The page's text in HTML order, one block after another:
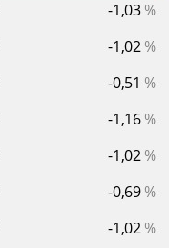
-1,03 %
-1,02 %
-0,51 %
-1,16 %
-1,02 %
-0,69 %
-1,02 %